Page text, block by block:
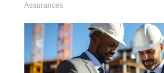
Assurances